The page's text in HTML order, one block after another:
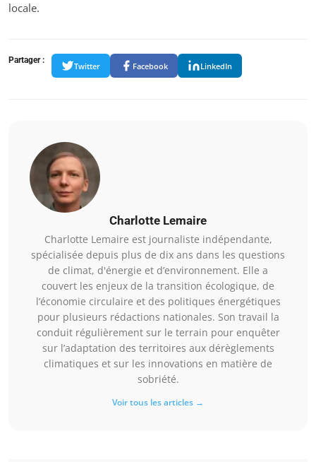
locale.
Partager :
Twitter Facebook LinkedIn
Charlotte Lemaire
Charlotte Lemaire est journaliste indépendante,
spécialisée depuis plus de dix ans dans les questions
de climat, d'énergie et d’environnement. Elle a
couvert les enjeux de la transition écologique, de
l’économie circulaire et des politiques énergétiques
pour plusieurs rédactions nationales. Son travail la
conduit régulièrement sur le terrain pour enquêter
sur l’adaptation des territoires aux dérèglements
climatiques et sur les innovations en matière de
sobriété.
Voir tous les articles →